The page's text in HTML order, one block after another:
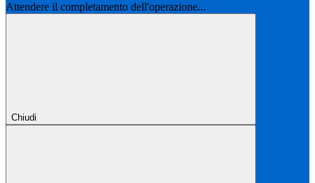
Attendere il completamento dell'operazione...
Chiudi